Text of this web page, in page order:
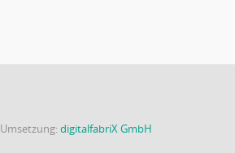
Umsetzung:digitalfabriX GmbH